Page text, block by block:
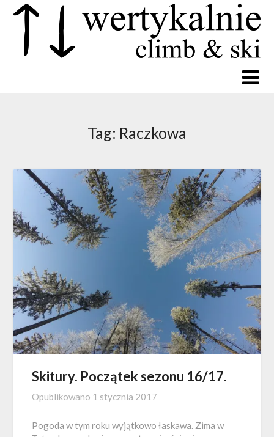
Tag: Raczkowa
Skitury. Początek sezonu 16/17.
Opublikowano 1 stycznia 2017
Pogoda w tym roku wyjątkowo łaskawa. Zima w